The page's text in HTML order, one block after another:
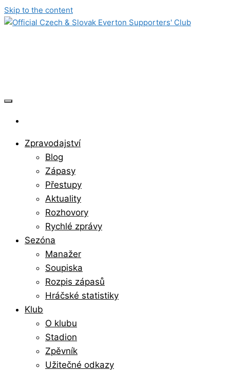
Skip to the content
Zpravodajství
Blog
Zápasy
Přestupy
Aktuality
Rozhovory
Rychlé zprávy
Sezóna
Manažer
Soupiska
Rozpis zápasů
Hráčské statistiky
Klub
O klubu
Stadion
Zpěvník
Užitečné odkazy